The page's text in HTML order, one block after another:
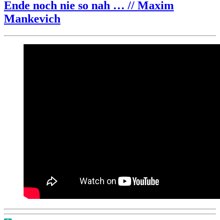
–
16.10.2024
–
Ende noch nie so nah … // Maxim
Mankevich